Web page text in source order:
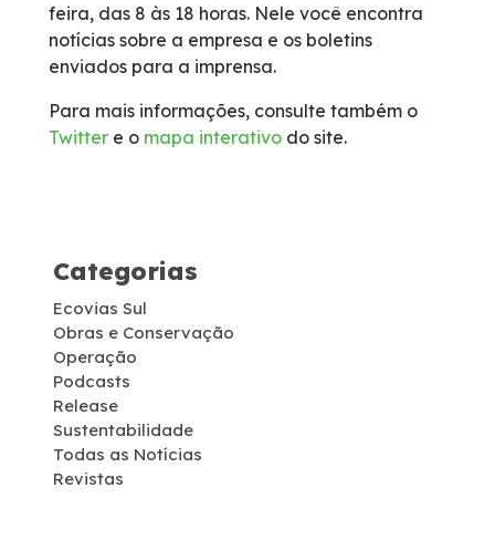
Inspeção de Tráfego
Guincho
Socorro Médico
Cargas Especiais
Links Úteis
SAU's
Carta ao Usuário
feira, das 8 às 18 horas. Nele você encontra
notícias sobre a empresa e os boletins
enviados para a imprensa.
Para mais informações, consulte também o
Twitter e o mapa interativo do site.
Categorias
Ecovias Sul
Obras e Conservação
Operação
Podcasts
Release
Sustentabilidade
Todas as Notícias
Revistas